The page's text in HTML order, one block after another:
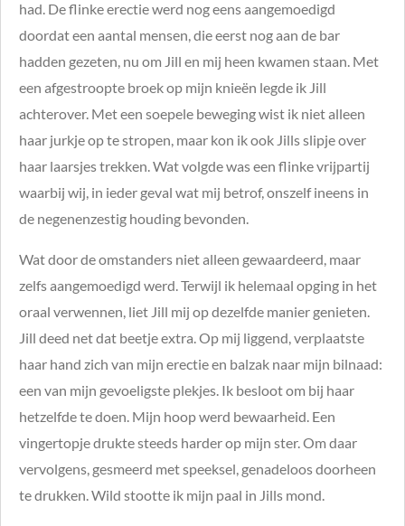
had. De flinke erectie werd nog eens aangemoedigd
doordat een aantal mensen, die eerst nog aan de bar
hadden gezeten, nu om Jill en mij heen kwamen staan. Met
een afgestroopte broek op mijn knieën legde ik Jill
achterover. Met een soepele beweging wist ik niet alleen
haar jurkje op te stropen, maar kon ik ook Jills slipje over
haar laarsjes trekken. Wat volgde was een flinke vrijpartij
waarbij wij, in ieder geval wat mij betrof, onszelf ineens in
de negenenzestig houding bevonden.
Wat door de omstanders niet alleen gewaardeerd, maar
zelfs aangemoedigd werd. Terwijl ik helemaal opging in het
oraal verwennen, liet Jill mij op dezelfde manier genieten.
Jill deed net dat beetje extra. Op mij liggend, verplaatste
haar hand zich van mijn erectie en balzak naar mijn bilnaad:
een van mijn gevoeligste plekjes. Ik besloot om bij haar
hetzelfde te doen. Mijn hoop werd bewaarheid. Een
vingertopje drukte steeds harder op mijn ster. Om daar
vervolgens, gesmeerd met speeksel, genadeloos doorheen
te drukken. Wild stootte ik mijn paal in Jills mond.